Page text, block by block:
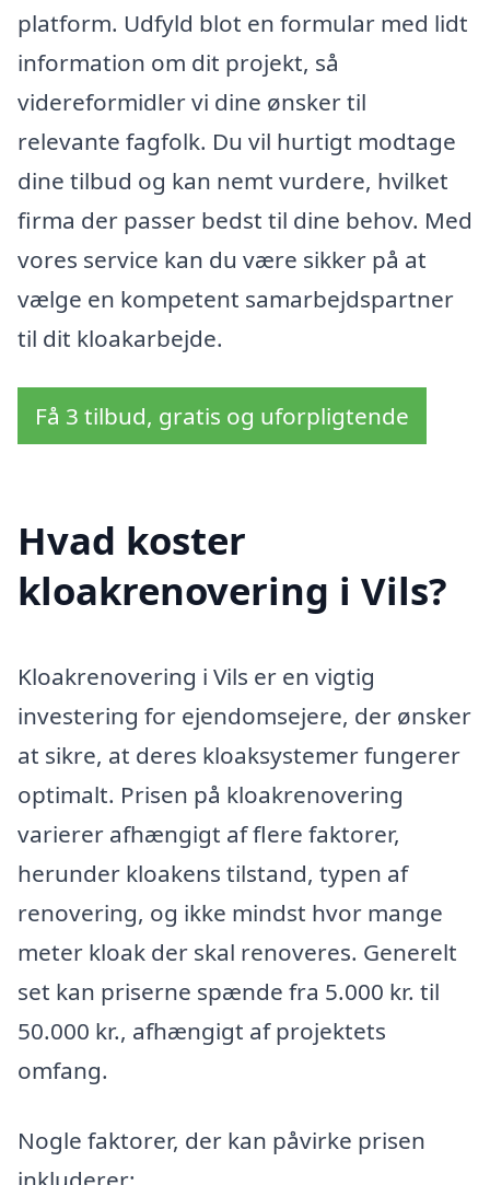
platform. Udfyld blot en formular med lidt
information om dit projekt, så
videreformidler vi dine ønsker til
relevante fagfolk. Du vil hurtigt modtage
dine tilbud og kan nemt vurdere, hvilket
firma der passer bedst til dine behov. Med
vores service kan du være sikker på at
vælge en kompetent samarbejdspartner
til dit kloakarbejde.
Få 3 tilbud, gratis og uforpligtende
Hvad koster
kloakrenovering i Vils?
Kloakrenovering i Vils er en vigtig
investering for ejendomsejere, der ønsker
at sikre, at deres kloaksystemer fungerer
optimalt. Prisen på kloakrenovering
varierer afhængigt af flere faktorer,
herunder kloakens tilstand, typen af
renovering, og ikke mindst hvor mange
meter kloak der skal renoveres. Generelt
set kan priserne spænde fra 5.000 kr. til
50.000 kr., afhængigt af projektets
omfang.
Nogle faktorer, der kan påvirke prisen